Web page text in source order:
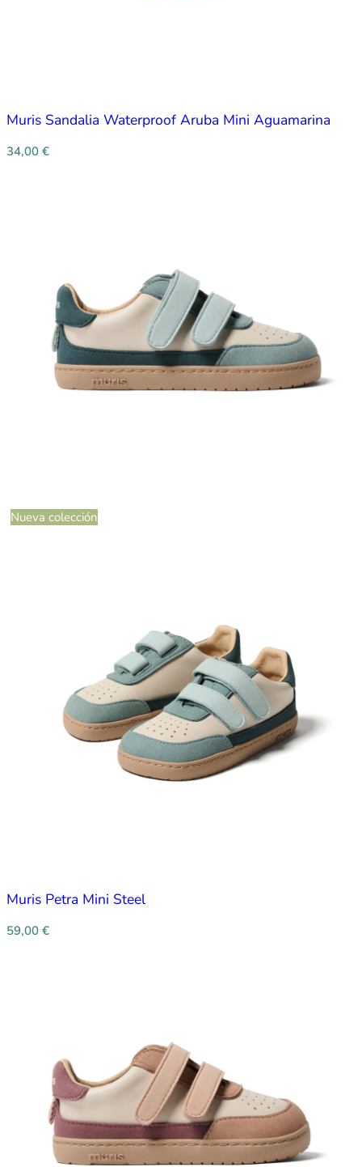
Muris Sandalia Waterproof Aruba Mini Aguamarina
34,00 €
Nueva colección
Muris Petra Mini Steel
59,00 €